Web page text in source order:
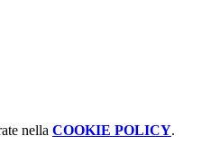
nella COOKIE POLICY.